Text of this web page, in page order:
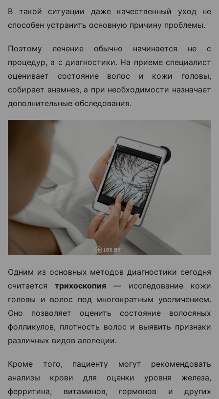
В такой ситуации даже качественный уход не
способен устранить основную причину проблемы.
Поэтому лечение обычно начинается не с
процедур, а с диагностики. На приеме специалист
оценивает состояние волос и кожи головы,
собирает анамнез, а при необходимости назначает
дополнительные обследования.
Одним из основных методов диагностики сегодня
считается трихоскопия — исследование кожи
головы и волос под многократным увеличением.
Оно позволяет оценить состояние волосяных
фолликулов, плотность волос и выявить признаки
различных видов алопеции.
Кроме того, пациенту могут рекомендовать
анализы крови для оценки уровня железа,
ферритина, витаминов, гормонов и других